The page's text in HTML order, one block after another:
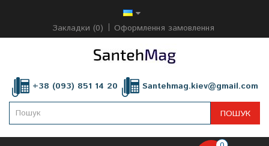
Закладки (0) Оформлення замовлення
+38 (093) 851 14 20 Santehmag.kiev@gmail.com
ПОШУК